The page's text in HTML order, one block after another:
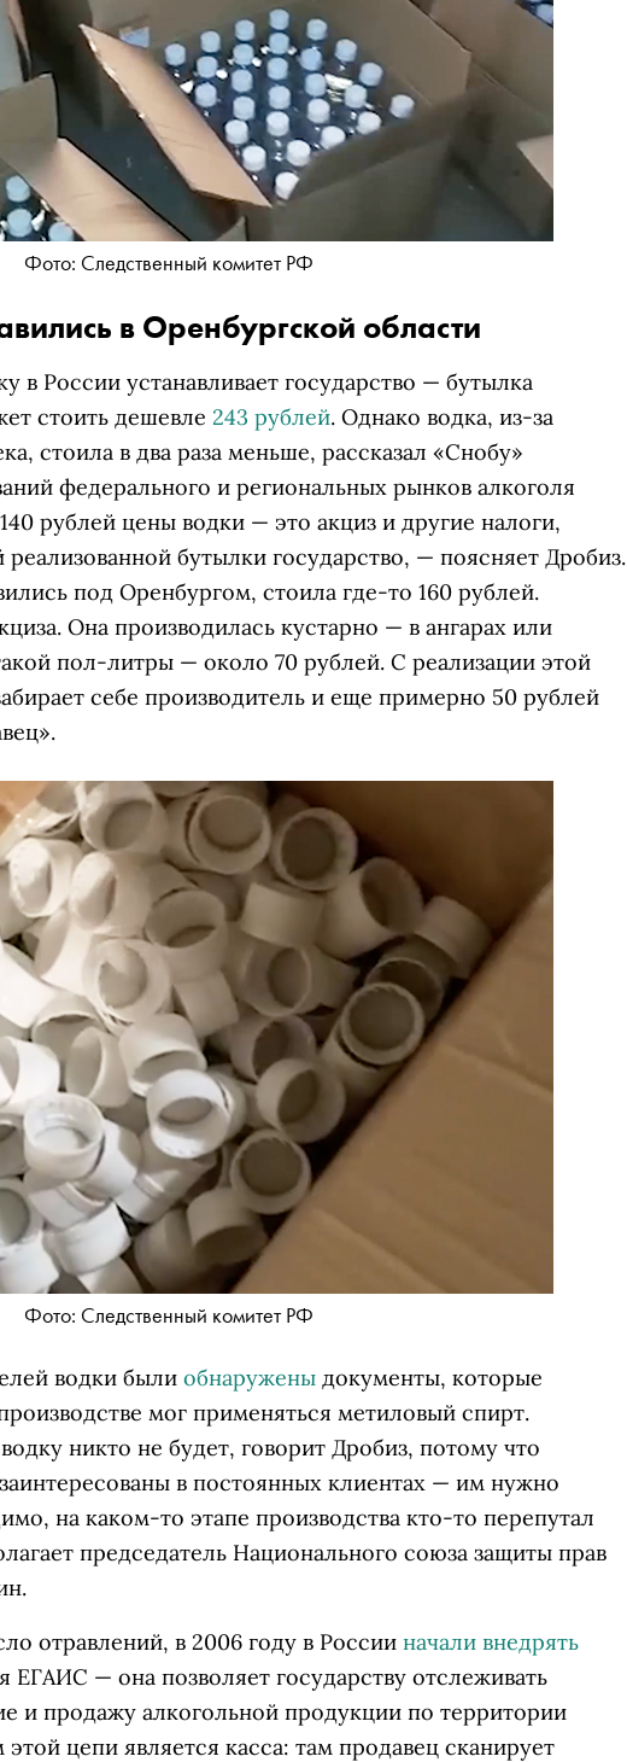
Фото: Следственный комитет РФ
в Оренбургской области
в России устанавливает государство — бутылка
стоить дешевле 243 рублей. Однако водка, из-за
стоила в два раза меньше, рассказал «Снобу»
федерального и региональных рынков алкоголя
рублей цены водки — это акциз и другие налоги,
бутылки государство, — поясняет Дробиз.
под Оренбургом, стоила где-то 160 рублей.
Она производилась кустарно — в ангарах или
пол-литры — около 70 рублей. С реализации этой
себе производитель и еще примерно 50 рублей
Фото: Следственный комитет РФ
водки были обнаружены документы, которые
мог применяться метиловый спирт.
никто не будет, говорит Дробиз, потому что
в постоянных клиентах — им нужно
на каком-то этапе производства кто-то перепутал
председатель Национального союза защиты прав
отравлений, в 2006 году в России начали внедрять
ЕГАИС — она позволяет государству отслеживать
и продажу алкогольной продукции по территории
цепи является касса: там продавец сканирует